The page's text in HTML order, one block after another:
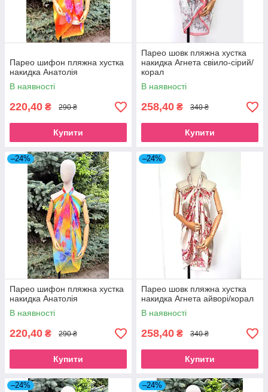
Парео шифон пляжна хустка
накидка Анатолія
В наявності
220,40 ₴ 290 ₴
Купити
Парео шовк пляжна хустка
накидка Агнета свіило-сірий/
корал
В наявності
258,40 ₴ 340 ₴
Купити
–24%
Парео шифон пляжна хустка
накидка Анатолія
В наявності
220,40 ₴ 290 ₴
Купити
–24%
Парео шовк пляжна хустка
накидка Агнета айворі/корал
В наявності
258,40 ₴ 340 ₴
Купити
–24% –24%